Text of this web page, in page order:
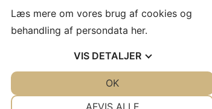
Læs mere om vores brug af cookies og
behandling af persondata her.
VIS DETALJER
AFVIS ALLE
OK